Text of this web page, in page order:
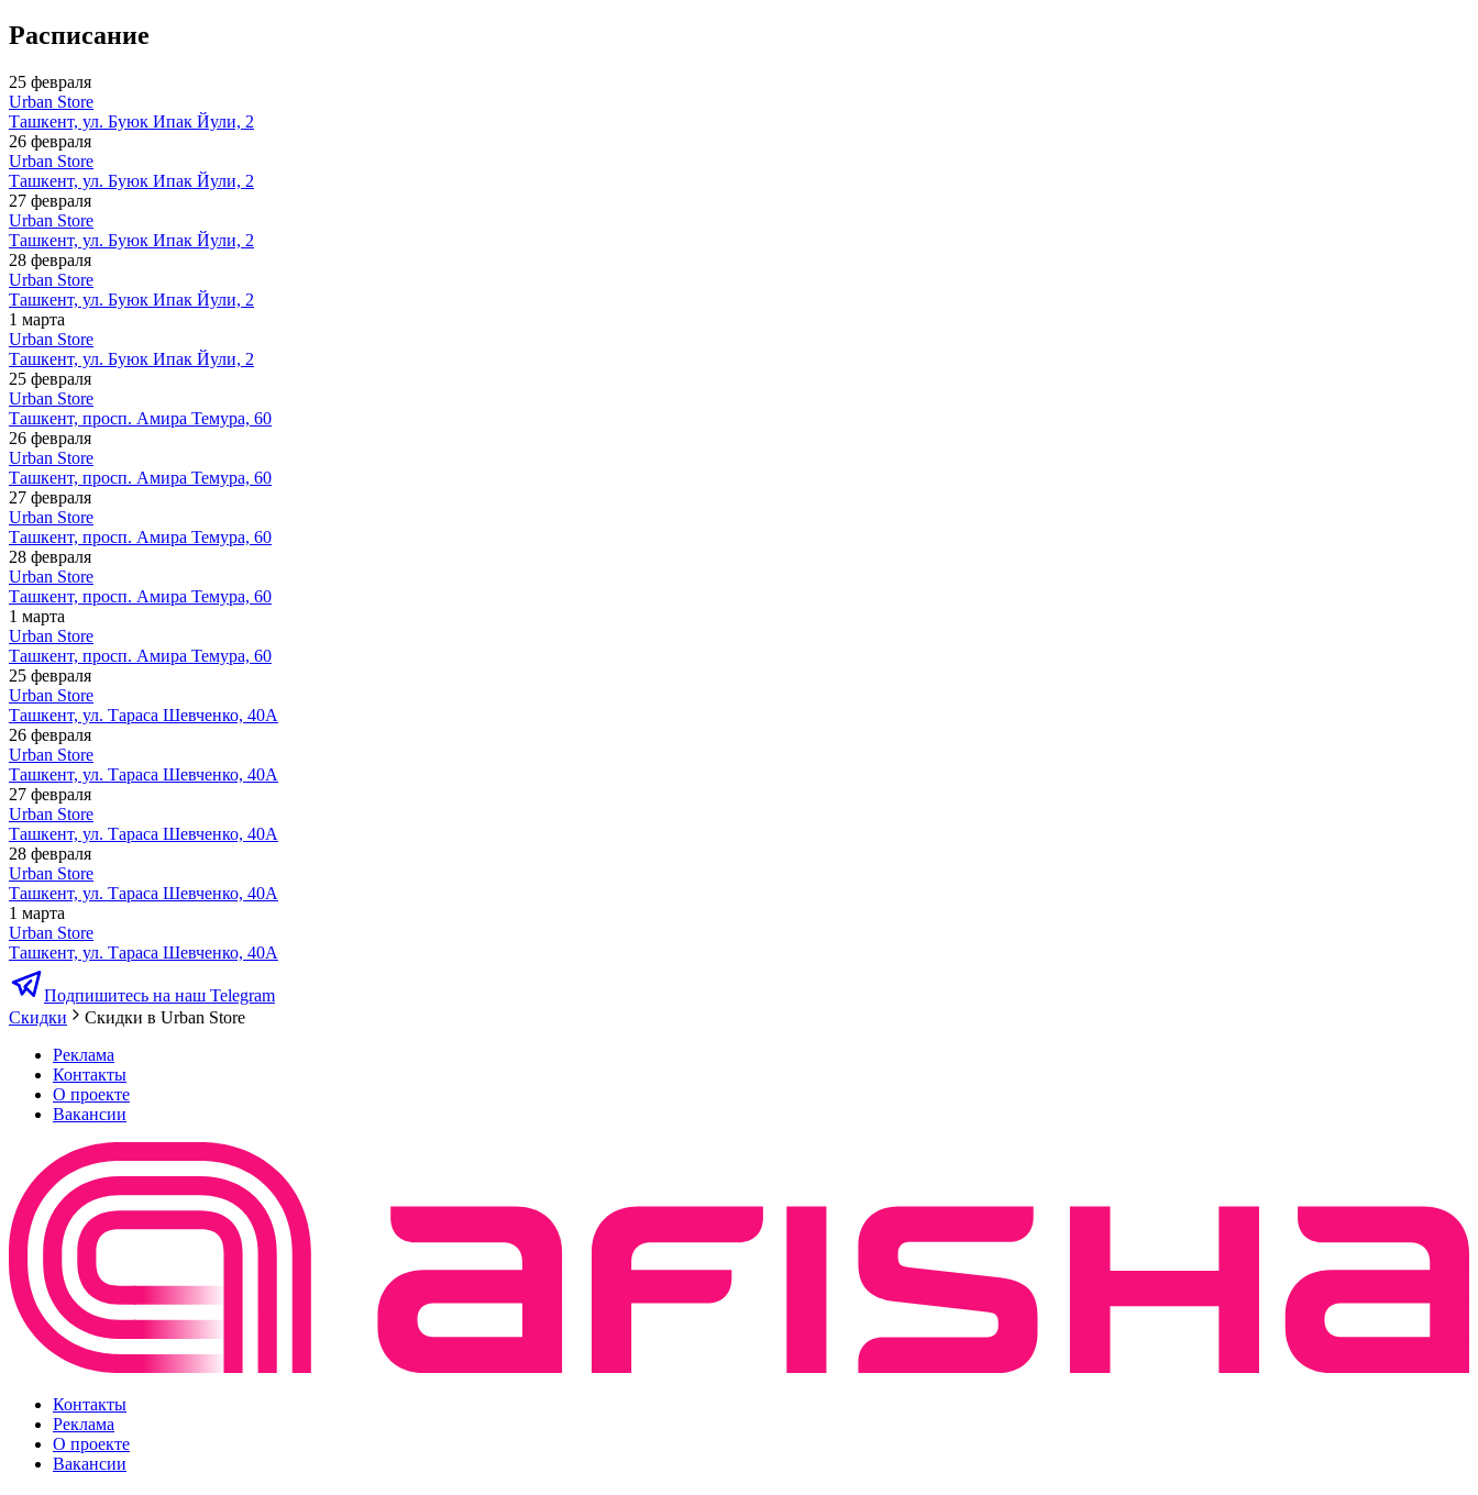
Расписание
25 февраля
Urban Store
Ташкент, ул. Буюк Ипак Йули, 2
26 февраля
Urban Store
Ташкент, ул. Буюк Ипак Йули, 2
27 февраля
Urban Store
Ташкент, ул. Буюк Ипак Йули, 2
28 февраля
Urban Store
Ташкент, ул. Буюк Ипак Йули, 2
1 марта
Urban Store
Ташкент, ул. Буюк Ипак Йули, 2
25 февраля
Urban Store
Ташкент, просп. Амира Темура, 60
26 февраля
Urban Store
Ташкент, просп. Амира Темура, 60
27 февраля
Urban Store
Ташкент, просп. Амира Темура, 60
28 февраля
Urban Store
Ташкент, просп. Амира Темура, 60
1 марта
Urban Store
Ташкент, просп. Амира Темура, 60
25 февраля
Urban Store
Ташкент, ул. Тараса Шевченко, 40А
26 февраля
Urban Store
Ташкент, ул. Тараса Шевченко, 40А
27 февраля
Urban Store
Ташкент, ул. Тараса Шевченко, 40А
28 февраля
Urban Store
Ташкент, ул. Тараса Шевченко, 40А
1 марта
Urban Store
Ташкент, ул. Тараса Шевченко, 40А
Подпишитесь на наш Telegram
Скидки
Скидки в Urban Store
Реклама
Контакты
О проекте
Вакансии
Контакты
Реклама
О проекте
Вакансии